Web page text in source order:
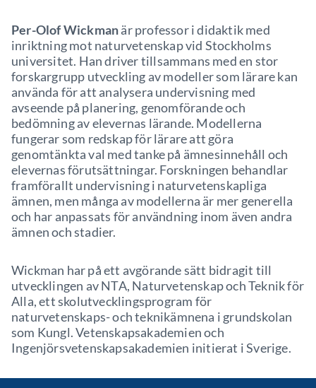
Per-Olof Wickmanär professor i didaktik med
inriktning mot naturvetenskap vid Stockholms
universitet. Han driver tillsammans med en stor
forskargrupp utveckling av modeller som lärare kan
använda för att analysera undervisning med
avseende på planering, genomförande och
bedömning av elevernas lärande. Modellerna
fungerar som redskap för lärare att göra
genomtänkta val med tanke på ämnesinnehåll och
elevernas förutsättningar. Forskningen behandlar
framförallt undervisning i naturvetenskapliga
ämnen, men många av modellerna är mer generella
och har anpassats för användning inom även andra
ämnen och stadier.
Wickman har på ett avgörande sätt bidragit till
utvecklingen av NTA, Naturvetenskap och Teknik för
Alla, ett skolutvecklingsprogram för
naturvetenskaps- och teknikämnena i grundskolan
som Kungl. Vetenskapsakademien och
Ingenjörsvetenskapsakademien initierat i Sverige.